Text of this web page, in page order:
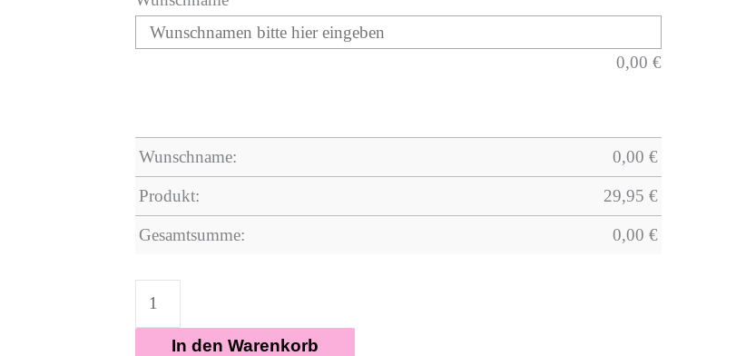
0,00 €
Wunschname: 0,00 €
Produkt: 29,95 €
Gesamtsumme: 0,00 €
In den Warenkorb